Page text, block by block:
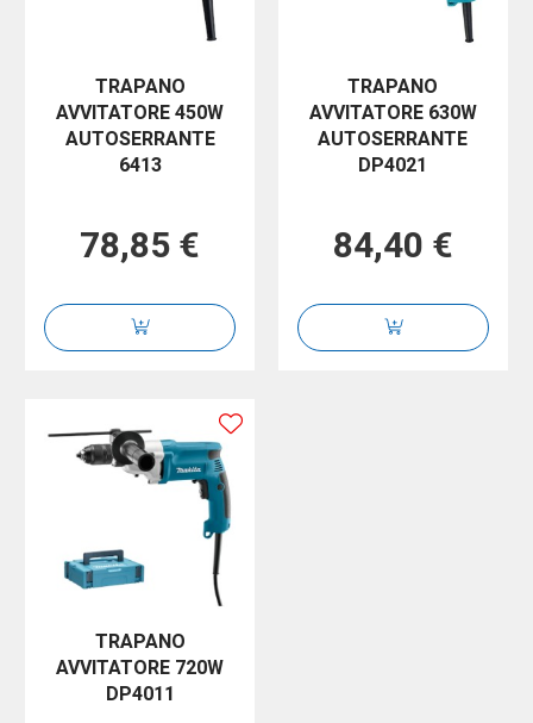
TRAPANO
AVVITATORE 450W
AUTOSERRANTE
6413
78,85 €
TRAPANO
AVVITATORE 630W
AUTOSERRANTE
DP4021
84,40 €
TRAPANO
AVVITATORE 720W
DP4011